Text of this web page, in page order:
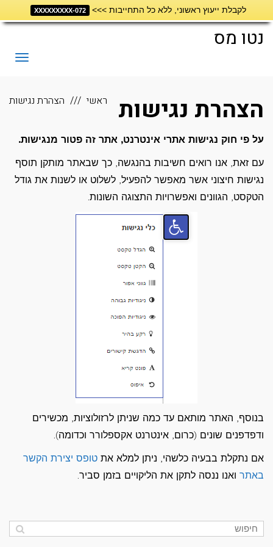
לקבלת ייעוץ ראשוני, ללא כל התחייבות >>> 072-XXXXXXXXX
לתוכן
נטו מס
ראשי הצהרת נגישות הצהרת נגישות
על פי חוק נגישות אתרי אינטרנט, אתר זה פטור מנגישות.
עם זאת, אנו רואים חשיבות בהנגשה, כך שבאתר מותקן תוסף
נגישות חיצוני אשר מאפשר להפעיל, לשלוט או לשנות את גודל
הטקסט, הגוונים ואפשרויות התצוגה השונות.
בנוסף, האתר מותאם עד כמה שניתן לרזולוציות, מכשירים
ודפדפנים שונים (כרום, אינטרנט אקספלורר וכדומה).
אם נתקלת בבעיה כלשהי, ניתן למלא את טופס יצירת הקשר
באתר ואנו ננסה לתקן את הליקויים בזמן סביר.